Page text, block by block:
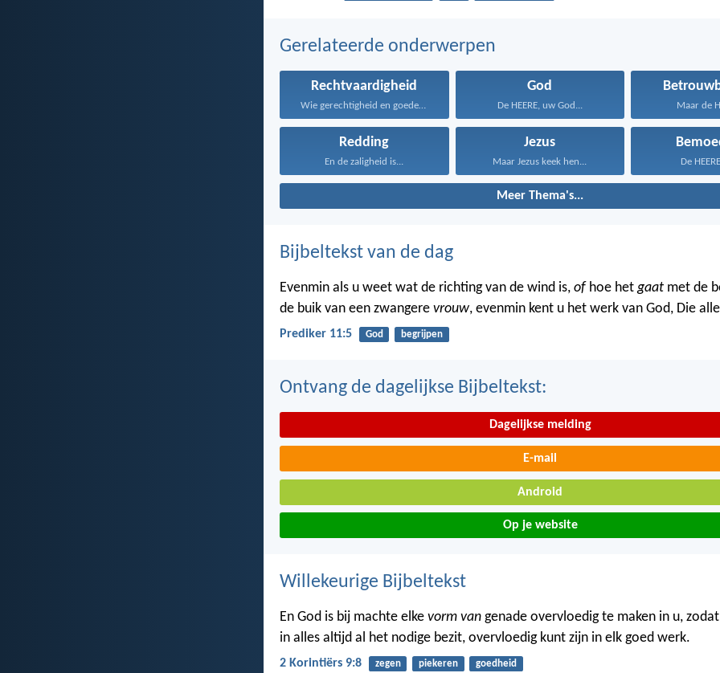
Gerelateerde onderwerpen
Rechtvaardigheid
Wie gerechtigheid en goedertierenheid...
God
De HEERE, uw God... Maar de
Redding
En de zaligheid is...
Jezus
Maar Jezus keek hen... De
Meer Thema's...
Bijbeltekst van de dag
Evenmin als u weet wat de richting van de wind is, of hoe het gaat met de
de buik van een zwangere vrouw, evenmin kent u het werk van God, Die
Prediker 11:5 God begrijpen
Ontvang de dagelijkse Bijbeltekst:
Dagelijkse melding
E-mail
Android
Op je website
Willekeurige Bijbeltekst
En God is bij machte elke vorm van genade overvloedig te maken in u,
in alles altijd al het nodige bezit, overvloedig kunt zijn in elk goed werk.
2 Korintiërs 9:8 zegen piekeren goedheid